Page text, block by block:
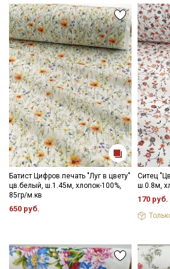
Батист Цифров.печать "Луг в цвету"
цв.белый, ш.1.45м, хлопок-100%,
85гр/м.кв
650 руб.
Ситец
ш.0.8м,
170 руб.
Секретная рассылка от
промокоды и скидки до